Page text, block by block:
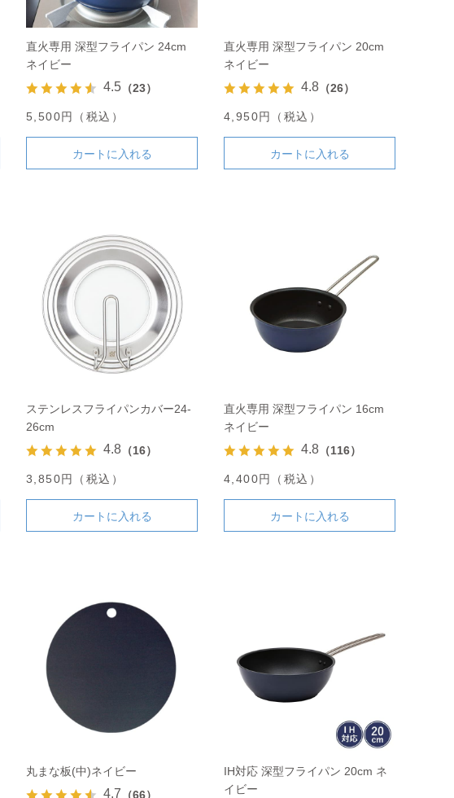
直火専用 深型フライパン 24cm
ネイビー
4.5 （23）
5,500円（税込）
カートに入れる
直火専用 深型フライパン 20cm
ネイビー
4.8 （26）
4,950円（税込）
カートに入れる
ステンレスフライパンカバー24-
26cm
4.8 （16）
3,850円（税込）
カートに入れる
直火専用 深型フライパン 16cm
ネイビー
4.8 （116）
4,400円（税込）
カートに入れる
丸まな板(中)ネイビー
4.7 （66）
IH対応 深型フライパン 20cm ネ
イビー